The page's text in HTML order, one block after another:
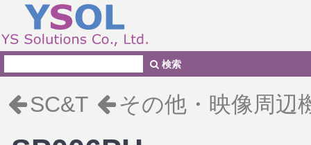
SC&T その他・映像周辺
検索